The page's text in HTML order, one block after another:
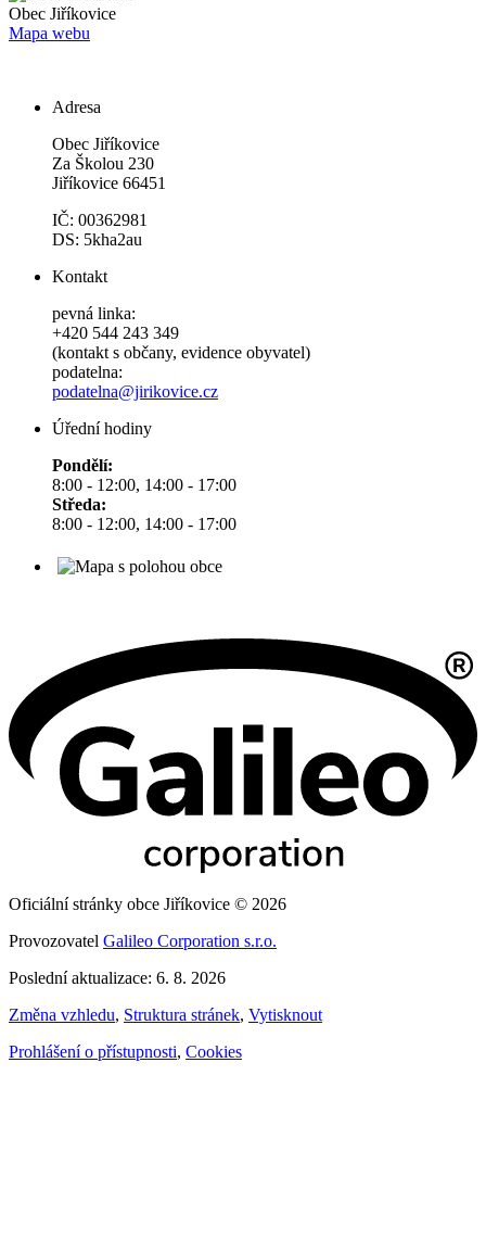
Obec Jiříkovice
Mapa webu
Adresa
Obec Jiříkovice
Za Školou 230
Jiříkovice 66451
IČ: 00362981
DS: 5kha2au
Kontakt
pevná linka:
+420 544 243 349
(kontakt s občany, evidence obyvatel)
podatelna:
podatelna@jirikovice.cz
Úřední hodiny
Pondělí:
8:00 - 12:00, 14:00 - 17:00
Středa:
8:00 - 12:00, 14:00 - 17:00
Oficiální stránky obce Jiříkovice © 2026
Provozovatel Galileo Corporation s.r.o.
Poslední aktualizace: 6. 8. 2026
Změna vzhledu, Struktura stránek, Vytisknout
Prohlášení o přístupnosti, Cookies